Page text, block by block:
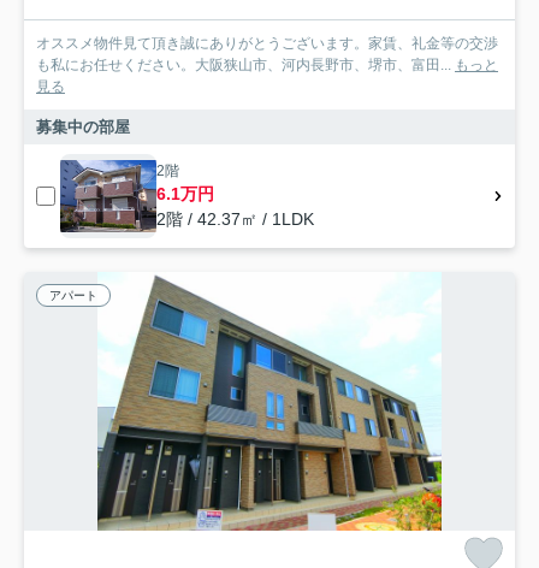
オススメ物件見て頂き誠にありがとうございます。家賃、礼金等の交渉
も私にお任せください。大阪狭山市、河内長野市、堺市、富田... もっと
見る
募集中の部屋
2階
6.1万円
2階 / 42.37㎡ / 1LDK
アパート